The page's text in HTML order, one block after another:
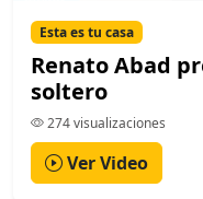
Esta es tu casa
Renato Abad
soltero
274 visualizaciones
Ver Video